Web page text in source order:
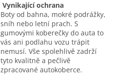
Vynikající ochrana
Boty od bahna, mokré podrážky,
sníh nebo letní prach. S
gumovými koberečky do auta to
vás ani podlahu vozu trápit
nemusí. Vše spolehlivě zadrží
tyto kvalitně a pečlivě
zpracované autokoberce.